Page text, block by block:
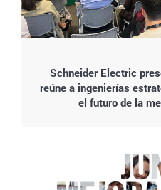
Schneider Electric
reúne a ingenierías
el futuro de la